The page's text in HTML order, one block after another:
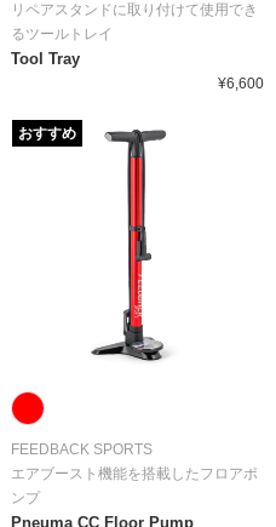
リペアスタンドに取り付けて使用でき
るツールトレイ
Tool Tray
¥6,600
FEEDBACK SPORTS
エアブースト機能を搭載したフロアポ
ンプ
Pneuma CC Floor Pump
おすすめ